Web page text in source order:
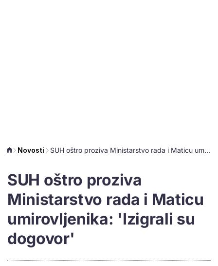
Novosti SUH oštro proziva Ministarstvo rada i Maticu umirovljenika: 'Izigrali su dogovor'
SUH oštro proziva
Ministarstvo rada i Maticu
umirovljenika: 'Izigrali su
dogovor'